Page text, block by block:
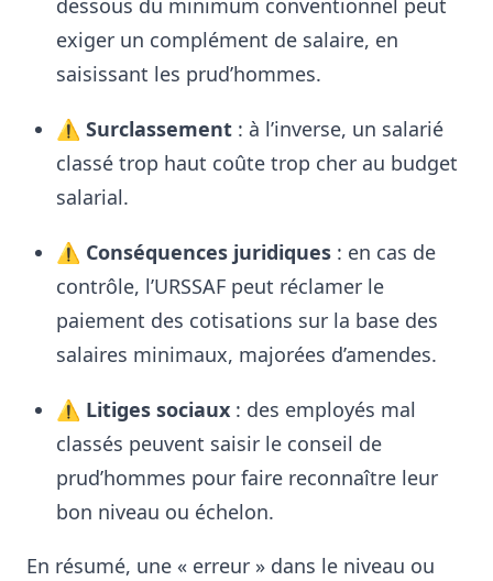
dessous du minimum conventionnel peut
exiger un complément de salaire, en
saisissant les prud’hommes.
⚠️ Surclassement : à l’inverse, un salarié
classé trop haut coûte trop cher au budget
salarial.
⚠️ Conséquences juridiques : en cas de
contrôle, l’URSSAF peut réclamer le
paiement des cotisations sur la base des
salaires minimaux, majorées d’amendes.
⚠️ Litiges sociaux : des employés mal
classés peuvent saisir le conseil de
prud’hommes pour faire reconnaître leur
bon niveau ou échelon.
En résumé, une « erreur » dans le niveau ou